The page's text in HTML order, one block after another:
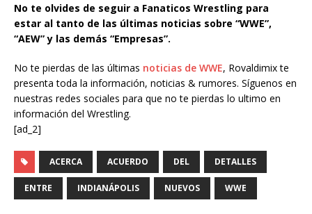
No te olvides de seguir a Fanaticos Wrestling para
estar al tanto de las últimas noticias sobre “WWE”,
“AEW” y las demás “Empresas”.
No te pierdas de las últimas noticias de WWE, Rovaldimix te
presenta toda la información, noticias & rumores. Síguenos en
nuestras redes sociales para que no te pierdas lo ultimo en
información del Wrestling.
[ad_2]
ACERCA ACUERDO DEL DETALLES
ENTRE INDIANÁPOLIS NUEVOS WWE